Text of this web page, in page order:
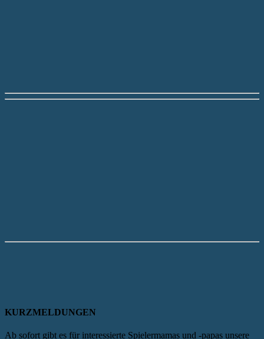
KURZMELDUNGEN
Ab sofort gibt es für interessierte Spielermamas und -papas unsere